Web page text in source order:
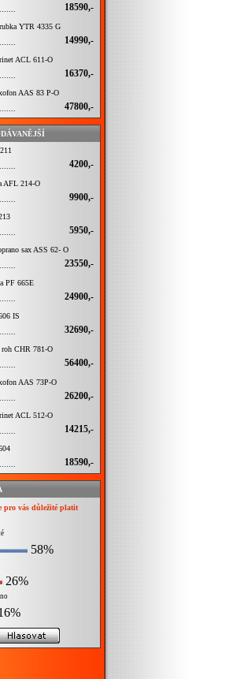
18590,-
YTR 4335 G
14990,-
ACL 611-O
16370,-
AAS 83 P-O
47800,-
4200,-
AFL 214-O
9900,-
5950,-
sax ASS 62- O
23550,-
PF 665E
24900,-
IS
32690,-
CHR 781-O
56400,-
AAS 73P-O
26200,-
ACL 512-O
14215,-
18590,-
pro vás důležité platit
58%
26%